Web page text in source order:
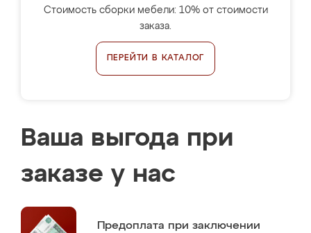
Стоимость сборки мебели: 10% от стоимости
заказа.
ПЕРЕЙТИ В КАТАЛОГ
Ваша выгода при
заказе у нас
Предоплата при заключении